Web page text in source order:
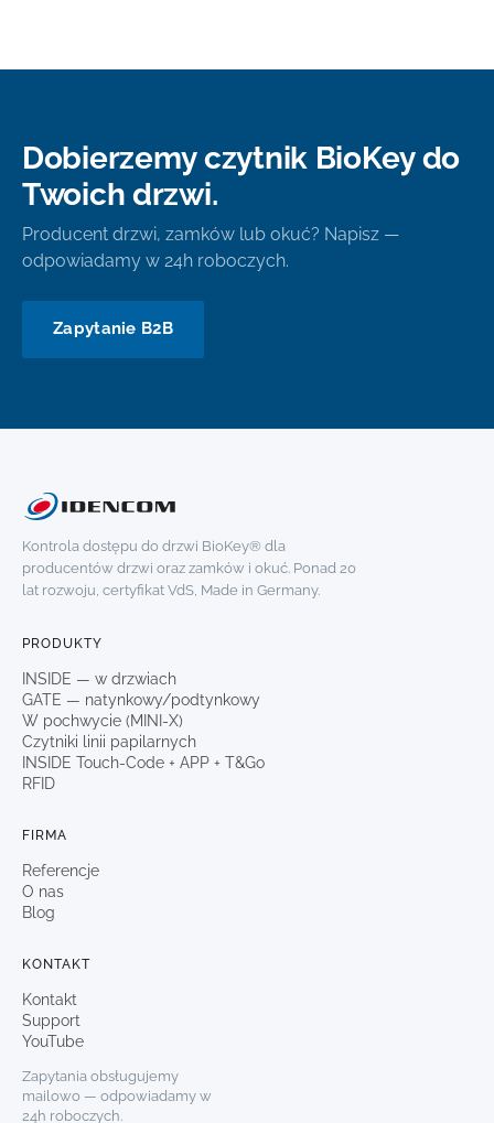
Dobierzemy czytnik BioKey do
Twoich drzwi.
Producent drzwi, zamków lub okuć? Napisz —
odpowiadamy w 24h roboczych.
Zapytanie B2B
Kontrola dostępu do drzwi BioKey® dla
producentów drzwi oraz zamków i okuć. Ponad 20
lat rozwoju, certyfikat VdS, Made in Germany.
PRODUKTY
INSIDE — w drzwiach
GATE — natynkowy/podtynkowy
W pochwycie (MINI-X)
Czytniki linii papilarnych
INSIDE Touch-Code + APP + T&Go
RFID
FIRMA
Referencje
O nas
Blog
KONTAKT
Kontakt
Support
YouTube
Zapytania obsługujemy
mailowo — odpowiadamy w
24h roboczych.